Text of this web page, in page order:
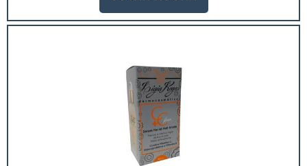
do produto. Se a embalagem não estiver de acordo com
As cartelas para as gôndolas podem ser produzidas
com:Papel;Duplex;Triplex;Couchê;Pode ser produzido
em diversas gramaturas, assim como a bolha.Entre os
principais atributos mais facilmente perceptíveis
gerados pelo design estão a praticidade, conveniência,
facilidade de uso, conforto, segurança e proteção ao